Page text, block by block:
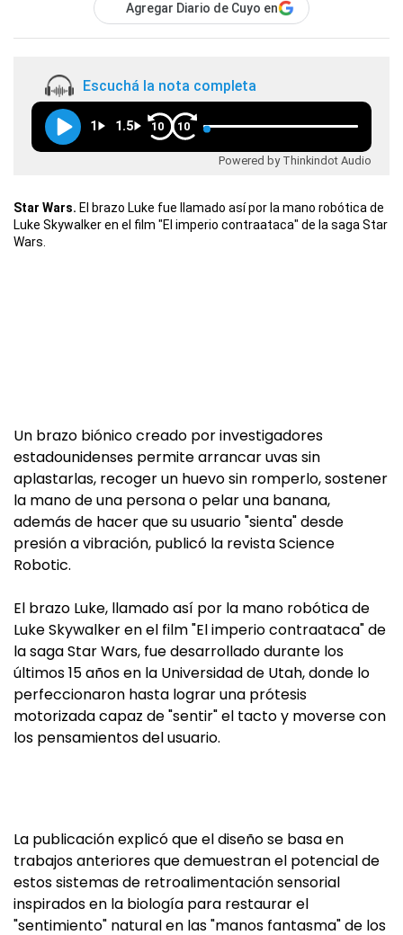
Agregar Diario de Cuyo en
Escuchá la nota completa
1 1.5 10 10
Powered by Thinkindot Audio
Star Wars. El brazo Luke fue llamado así por la mano robótica de
Luke Skywalker en el film "El imperio contraataca" de la saga Star
Wars.
Un brazo biónico creado por investigadores
estadounidenses permite arrancar uvas sin
aplastarlas, recoger un huevo sin romperlo, sostener
la mano de una persona o pelar una banana,
además de hacer que su usuario "sienta" desde
presión a vibración, publicó la revista Science
Robotic.
El brazo Luke, llamado así por la mano robótica de
Luke Skywalker en el film "El imperio contraataca" de
la saga Star Wars, fue desarrollado durante los
últimos 15 años en la Universidad de Utah, donde lo
perfeccionaron hasta lograr una prótesis
motorizada capaz de "sentir" el tacto y moverse con
los pensamientos del usuario.
La publicación explicó que el diseño se basa en
trabajos anteriores que demuestran el potencial de
estos sistemas de retroalimentación sensorial
inspirados en la biología para restaurar el
"sentimiento" natural en las "manos fantasma" de los